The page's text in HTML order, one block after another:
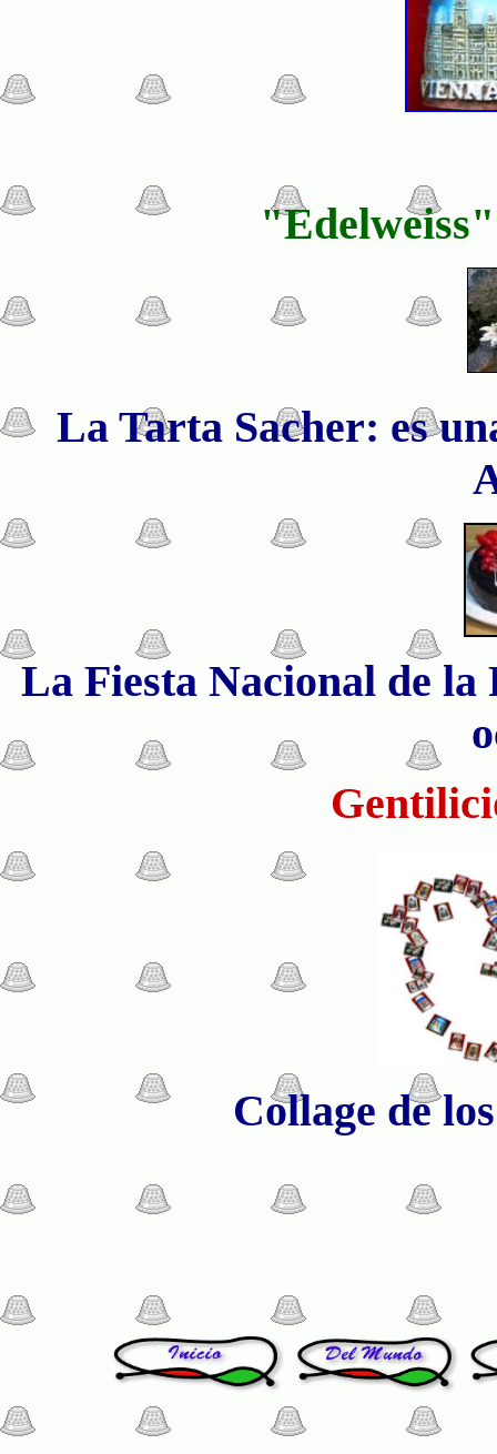
La Tarta Sacher: es
La Fiesta Nacional de la
Collage de